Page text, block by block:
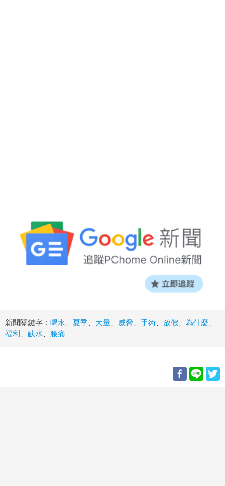
新聞關鍵字： 喝水 夏季 大量 威脅 手術 放假 為什麼
福利
缺水 腰痛